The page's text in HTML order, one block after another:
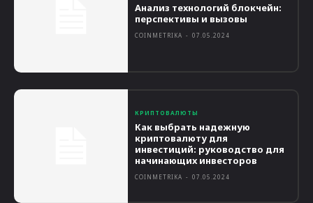
Анализ технологий блокчейн:
перспективы и вызовы
COINMETRIKA - 07.05.2024
КРИПТОВАЛЮТЫ
Как выбрать надежную
криптовалюту для
инвестиций: руководство для
начинающих инвесторов
COINMETRIKA - 07.05.2024